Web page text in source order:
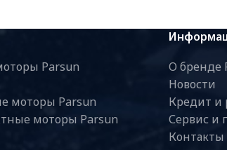
Parsun
моторы Parsun
моторы Parsun
О бренде
Новости
Кредит и
Сервис и
Контакты